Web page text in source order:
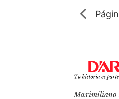
Maximiliano